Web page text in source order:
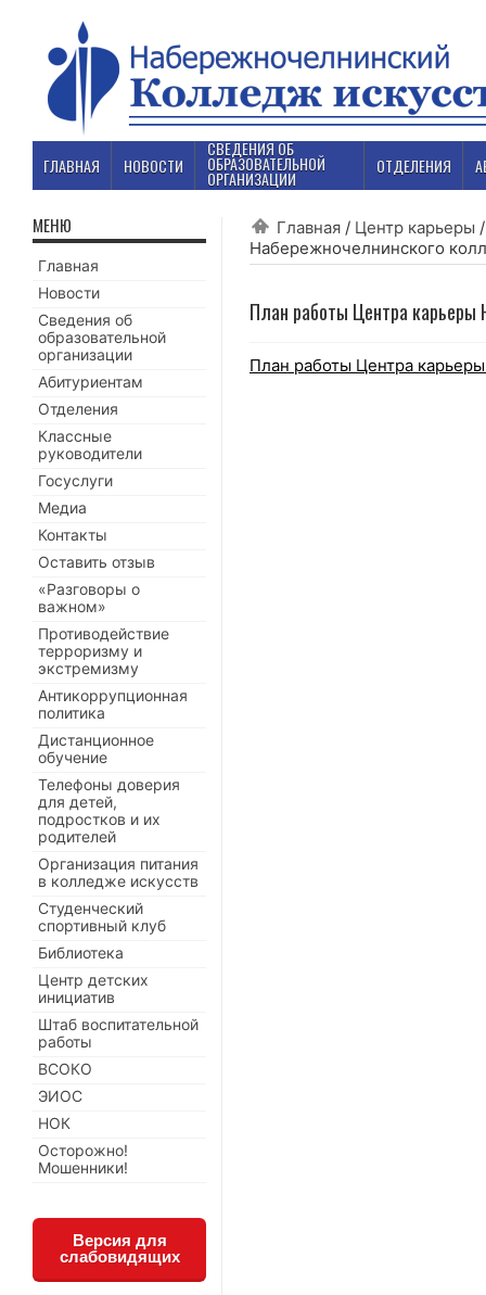
ГЛАВНАЯ НОВОСТИ
СВЕДЕНИЯ ОБ
ОБРАЗОВАТЕЛЬНОЙ
ОРГАНИЗАЦИИ
ОТДЕЛЕНИЯ
Главная / Центр карьеры
Набережночелнинского
План работы Центра карьеры
План работы Центра
МЕНЮ
Главная
Новости
Сведения об
образовательной
организации
Абитуриентам
Отделения
Классные
руководители
Госуслуги
Медиа
Контакты
Оставить отзыв
«Разговоры о
важном»
Противодействие
терроризму и
экстремизму
Антикоррупционная
политика
Дистанционное
обучение
Телефоны доверия
для детей,
подростков и их
родителей
Организация питания
в колледже искусств
Студенческий
спортивный клуб
Библиотека
Центр детских
инициатив
Штаб воспитательной
работы
ВСОКО
ЭИОС
НОК
Осторожно!
Мошенники!
Версия для
слабовидящих